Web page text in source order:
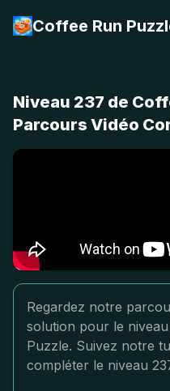
Coffee Run
Niveau 237 de
Parcours Vidéo
Regardez notre
solution pour le
Puzzle. Suivez notre
compléter le niveau